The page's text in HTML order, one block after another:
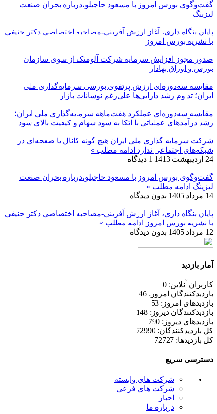
گفت‌وگوی بورس امروز با مسعود حاجیلو،درباره بحران صنعت
لیزینگ
پایان بنگاه داری، آغاز ارزش آفرینی-مصاحبه اختصاصی دکتر حنیفی
با نشریه بورس امروز
صدور مجوز افزایش سرمایه شرکت آلومتک از سوی سازمان
بورس و اوراق بهادار
مقایسه سه‌دوره‌ای ارزش پرتفوی بورسی سرمایه‌گذاری ملی
ایران؛ تداوم رشد دارایی‌ها علی‌رغم نوسانات بازار
مقایسه سه‌دوره‌ای عملکرد هفت‌ماهه سرمایه‌گذاری ملی ایران؛
رشد درآمدهای عملیاتی با اتکا به سود سهام و کیفیت بالای سود
شرکت سرمایه گذاری ملی ایران هیچ گونه کانال یا صفحه‌ای در
شبکه‌های اجتماعی ندارد ادامه مطلب »
24 اردیبهشت 1413
1 دیدگاه
گفت‌وگوی بورس امروز با مسعود حاجیلو،درباره بحران صنعت
لیزینگ ادامه مطلب »
14 مرداد 1405
بدون دیدگاه
پایان بنگاه داری، آغاز ارزش آفرینی-مصاحبه اختصاصی دکتر حنیفی
با نشریه بورس امروز
ادامه مطلب »
12 مرداد 1405
بدون دیدگاه
آمار بازدید
کاربران آنلاین: 0
بازدیدکنندگان امروز: 46
بازدیدهای امروز: 53
بازدیدکنندگان دیروز: 148
بازدیدهای دیروز: 790
کل بازدیدکنند‌گان: 72990
کل بازدیدها: 72727
دسترسی سریع
شرکت های وابسته
شرکت های فرعی
اخبار
درباره ما